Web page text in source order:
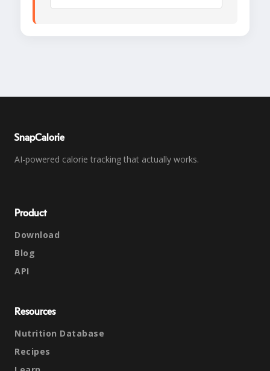
SnapCalorie
AI-powered calorie tracking that actually works.
Product
Download
Blog
API
Resources
Nutrition Database
Recipes